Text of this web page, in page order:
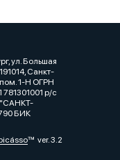
ул. Большая
Санкт-
пом. 1-Н ОГРН
р/с
"САНКТ-
БИК
ver. 3.2